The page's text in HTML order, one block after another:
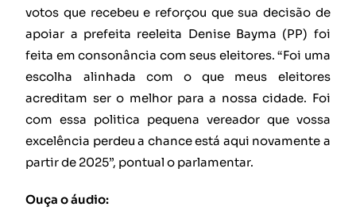
votos que recebeu e reforçou que sua decisão de
apoiar a prefeita reeleita Denise Bayma (PP) foi
feita em consonância com seus eleitores. “Foi uma
escolha alinhada com o que meus eleitores
acreditam ser o melhor para a nossa cidade. Foi
com essa politica pequena vereador que vossa
excelência perdeu a chance está aqui novamente a
partir de 2025”, pontual o parlamentar.
Ouça o áudio: